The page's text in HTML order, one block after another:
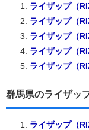
ライザップ（
ライザップ（
ライザップ（
ライザップ（
ライザップ（
群馬県のライザッ
ライザップ（